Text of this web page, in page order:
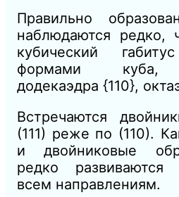
Правильно
наблюдаются
кубический
формами куба,
додекаэдра {110},
Встречаются
(111) реже по (110).
и двойниковые
редко
всем направлениям.